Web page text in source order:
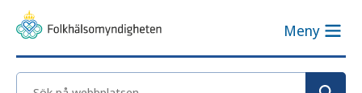
Meny
Sök på webbplatsen